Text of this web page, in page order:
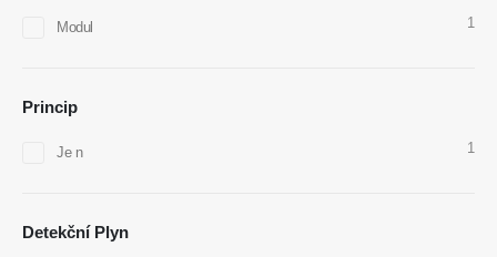
Modul 1
Princip
Je n 1
Detekční Plyn